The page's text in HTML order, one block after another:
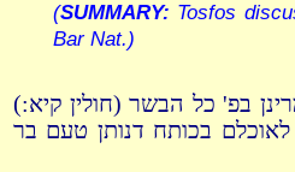
(SUMMARY: Tosfos
Bar Nat.)
בפ' כל הבשר (חולין קיא:)
בכותח דנותן טעם בר